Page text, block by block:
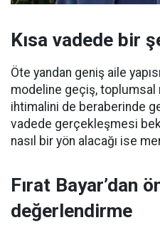
Kısa vadede bir
Öte yandan geniş aile
modeline geçiş, toplumsal
ihtimalini de beraberinde
vadede gerçekleşmesi
nasıl bir yön alacağı ise
Fırat Bayar’dan
değerlendirme